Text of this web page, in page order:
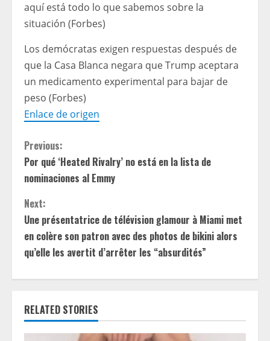
aquí está todo lo que sabemos sobre la
situación (Forbes)
Los demócratas exigen respuestas después de
que la Casa Blanca negara que Trump aceptara
un medicamento experimental para bajar de
peso (Forbes)
Enlace de origen
C
o
n
t
i
n
u
e
Previous:
Por qué ‘Heated Rivalry’ no está en la lista de
nominaciones al Emmy
Next:
Une présentatrice de télévision glamour à Miami met
en colère son patron avec des photos de bikini alors
qu’elle les avertit d’arrêter les “absurdités”
RELATED STORIES